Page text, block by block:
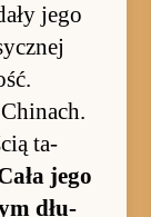
jego
ta­
jego
dłu­